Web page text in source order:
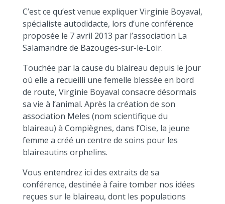
C’est ce qu’est venue expliquer Virginie Boyaval,
spécialiste autodidacte, lors d’une conférence
proposée le 7 avril 2013 par l’association La
Salamandre de Bazouges-sur-le-Loir.
Touchée par la cause du blaireau depuis le jour
où elle a recueilli une femelle blessée en bord
de route, Virginie Boyaval consacre désormais
sa vie à l’animal. Après la création de son
association Meles (nom scientifique du
blaireau) à Compiègnes, dans l’Oise, la jeune
femme a créé un centre de soins pour les
blaireautins orphelins.
Vous entendrez ici des extraits de sa
conférence, destinée à faire tomber nos idées
reçues sur le blaireau, dont les populations